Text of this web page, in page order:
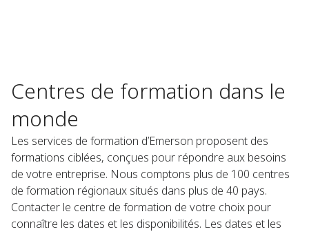
Centres de formation dans le
monde
Les services de formation d’Emerson proposent des
formations ciblées, conçues pour répondre aux besoins
de votre entreprise. Nous comptons plus de 100 centres
de formation régionaux situés dans plus de 40 pays.
Contacter le centre de formation de votre choix pour
connaître les dates et les disponibilités. Les dates et les